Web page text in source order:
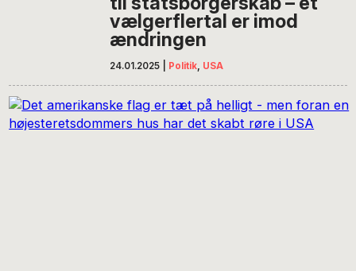
vælgerflertal er imod
ændringen
24.01.2025 Politik, USA